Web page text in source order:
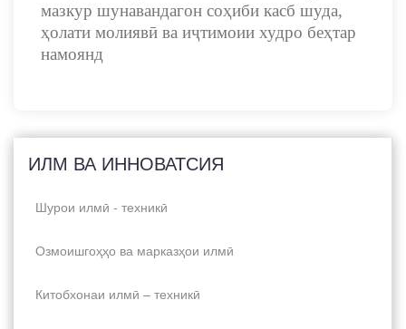
мазкур шунавандагон соҳиби касб шуда,
ҳолати молиявӣ ва иҷтимоии худро беҳтар
намоянд
ИЛМ ВА ИННОВАТСИЯ
Шурои илмӣ - техникӣ
Озмоишгоҳҳо ва марказҳои илмӣ
Китобхонаи илмӣ – техникӣ